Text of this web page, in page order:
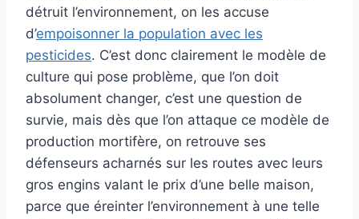
détruit l’environnement, on les accuse
d’empoisonner la population avec les
pesticides. C’est donc clairement le modèle de
culture qui pose problème, que l’on doit
absolument changer, c’est une question de
survie, mais dès que l’on attaque ce modèle de
production mortifère, on retrouve ses
défenseurs acharnés sur les routes avec leurs
gros engins valant le prix d’une belle maison,
parce que éreinter l’environnement à une telle